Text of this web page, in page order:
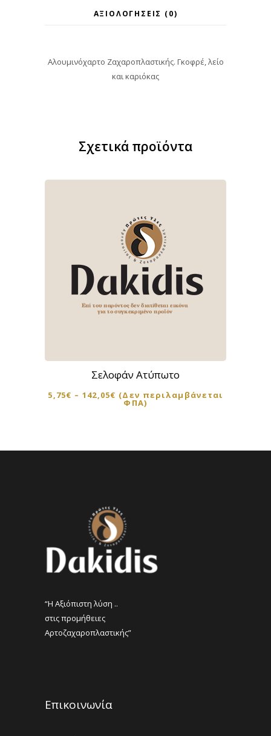
ΑΞΙΟΛΟΓΉΣΕΙΣ (0)
Αλουμινόχαρτο Ζαχαροπλαστικής. Γκοφρέ, λείο
και καριόκας
Σχετικά προϊόντα
πολλαπλές
Σελοφάν Ατύπωτο
5,75€ – 142,05€ (Δεν περιλαμβάνεται
ΦΠΑ)
“Η Αξιόπιστη λύση ..
στις προμήθειες
Αρτοζαχαροπλαστικής”
Επικοινωνία